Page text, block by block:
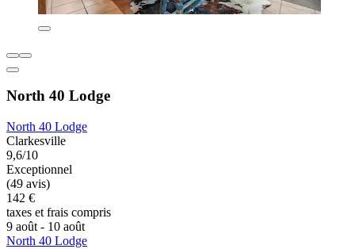
North 40 Lodge
North 40 Lodge
Clarkesville
9,6/10
Exceptionnel
(49 avis)
142 €
taxes et frais compris
9 août - 10 août
North 40 Lodge